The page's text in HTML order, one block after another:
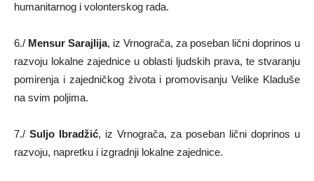
humanitarnog i volonterskog rada.
6./ Mensur Sarajlija, iz Vrnograča, za poseban lični doprinos u
razvoju lokalne zajednice u oblasti ljudskih prava, te stvaranju
pomirenja i zajedničkog života i promovisanju Velike Kladuše
na svim poljima.
7./ Suljo Ibradžić, iz Vrnograča, za poseban lični doprinos u
razvoju, napretku i izgradnji lokalne zajednice.